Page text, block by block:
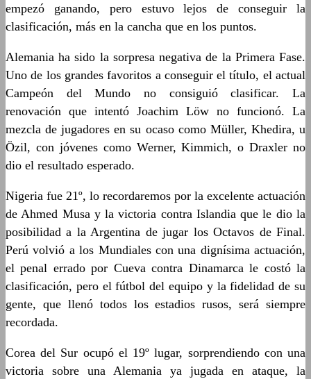
empezó ganando, pero estuvo lejos de conseguir la
clasificación, más en la cancha que en los puntos.
Alemania ha sido la sorpresa negativa de la Primera Fase.
Uno de los grandes favoritos a conseguir el título, el actual
Campeón del Mundo no consiguió clasificar. La
renovación que intentó Joachim Löw no funcionó. La
mezcla de jugadores en su ocaso como Müller, Khedira, u
Özil, con jóvenes como Werner, Kimmich, o Draxler no
dio el resultado esperado.
Nigeria fue 21º, lo recordaremos por la excelente actuación
de Ahmed Musa y la victoria contra Islandia que le dio la
posibilidad a la Argentina de jugar los Octavos de Final.
Perú volvió a los Mundiales con una dignísima actuación,
el penal errado por Cueva contra Dinamarca le costó la
clasificación, pero el fútbol del equipo y la fidelidad de su
gente, que llenó todos los estadios rusos, será siempre
recordada.
Corea del Sur ocupó el 19º lugar, sorprendiendo con una
victoria sobre una Alemania ya jugada en ataque, la